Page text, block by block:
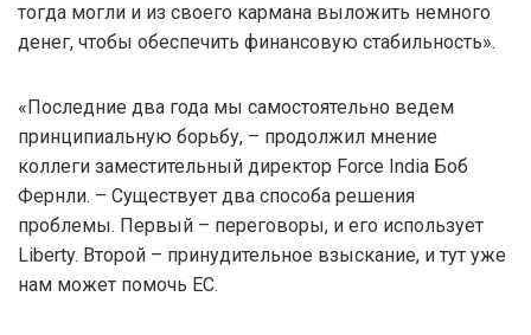
тогда могли и из своего кармана выложить немного
денег, чтобы обеспечить финансовую стабильность».
«Последние два года мы самостоятельно ведем
принципиальную борьбу, – продолжил мнение
коллеги заместительный директор Force India Боб
Фернли. – Существует два способа решения
проблемы. Первый – переговоры, и его использует
Liberty. Второй – принудительное взыскание, и тут уже
нам может помочь ЕС.